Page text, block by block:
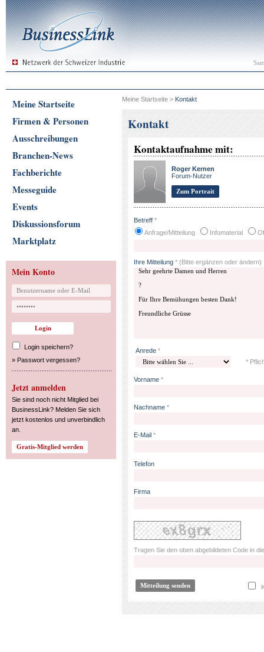
Meine Startseite
Firmen & Personen
Ausschreibungen
Branchen-News
Fachberichte
Messeguide
Events
Diskussionsforum
Marktplatz
Mein Konto
Login speichern?
» Passwort vergessen?
Jetzt anmelden
Sie sind noch nicht Mitglied bei
BusinessLink? Melden Sie sich
jetzt kostenlos und unverbindlich
an.
Meine Startseite > Kontakt
Kontakt
Kontaktaufnahme mit:
Roger Kernen
Forum-Nutzer
Zum Portrait
Betreff *
Anfrage/Mitteilung
Infomaterial
Ihre Mitteilung * (Bitte ergänzen oder ändern)
Anrede *
*
Vorname *
Nachname *
E-Mail *
Telefon
Firma
Tragen Sie den oben abgebildeten Code in